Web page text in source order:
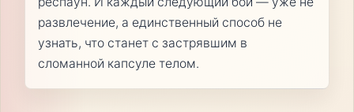
развлечение, а единственный способ не
узнать, что станет с застрявшим в
сломанной капсуле телом.